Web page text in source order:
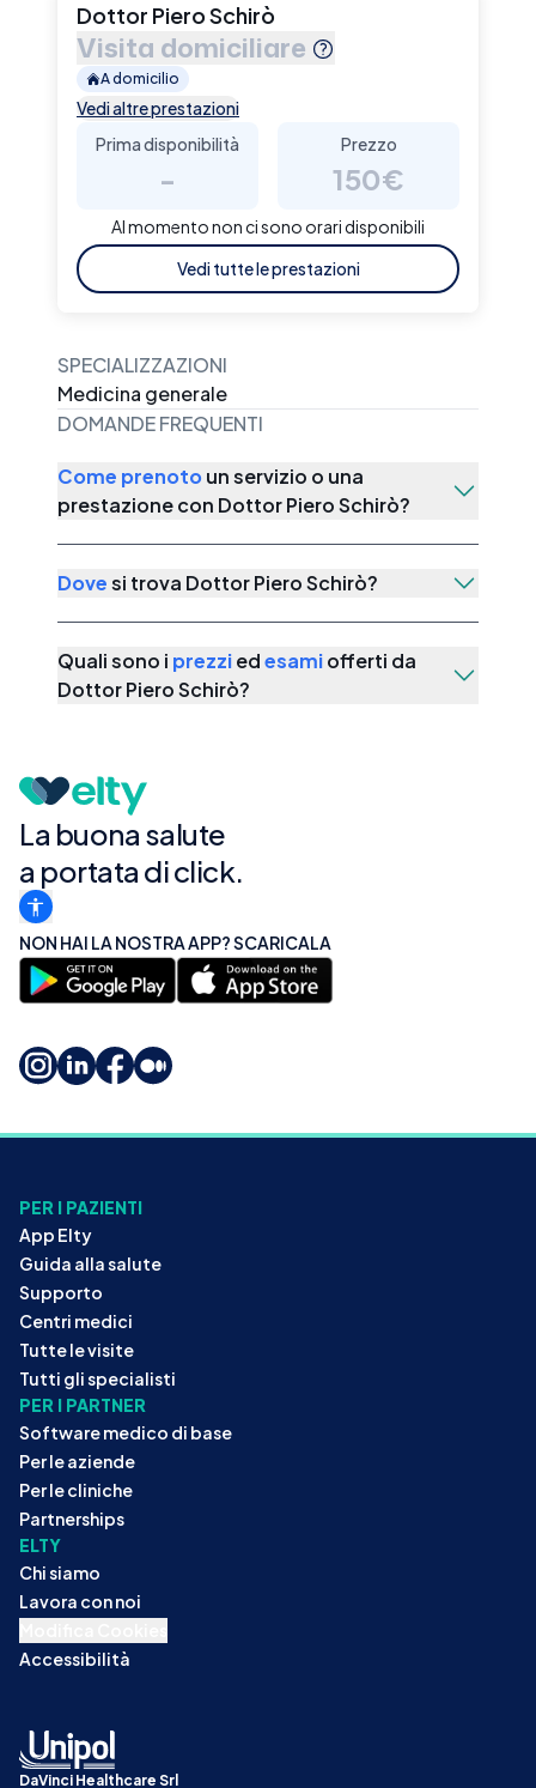
Dottor Piero Schirò
Visita domiciliare
A domicilio
Vedi altre prestazioni
Prima disponibilità
-
Prezzo
150€
Al momento non ci sono orari disponibili
Vedi tutte le prestazioni
SPECIALIZZAZIONI
Medicina generale
DOMANDE FREQUENTI
Come prenotoun servizio o una
prestazione con Dottor Piero Schirò?
Dovesi trova Dottor Piero Schirò?
Quali sono i prezziedesamiofferti da
Dottor Piero Schirò?
La buona salute
a portata di click.
NON HAI LA NOSTRA APP? SCARICALA
PER I PAZIENTI
App Elty
Guida alla salute
Supporto
Centri medici
Tutte le visite
Tutti gli specialisti
PER I PARTNER
Software medico di base
Per le aziende
Per le cliniche
Partnerships
ELTY
Chi siamo
Lavora con noi
Accessibilità
DaVinci Healthcare Srl